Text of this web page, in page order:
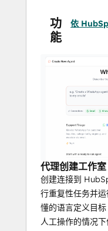
行动和总结，
管道势头。
通过将
手动、易出错
化的工作流，
功
能
依
代理创建工作室
创建连接到
行重复性任务并
懂的语言定义目
人工操作的情况